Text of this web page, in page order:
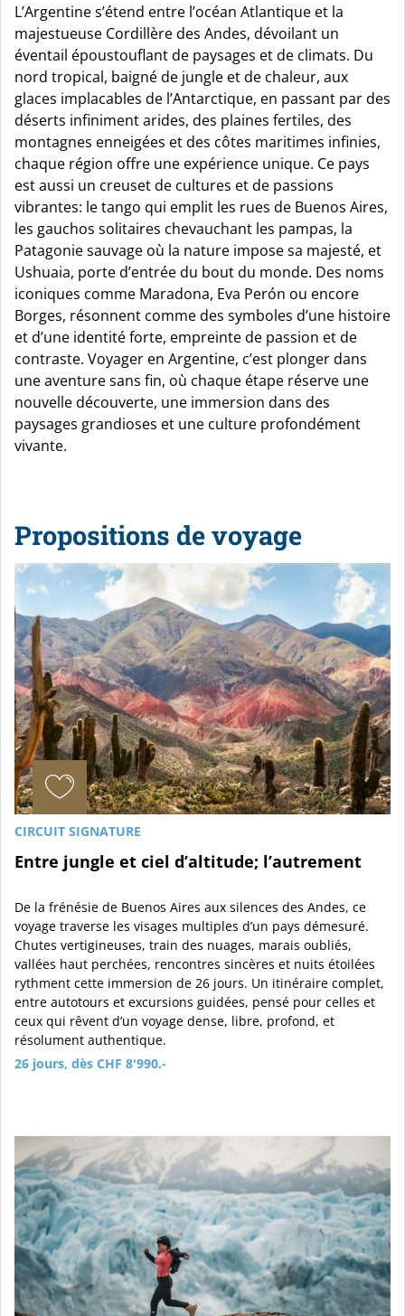
L’Argentine s’étend entre l’océan Atlantique et la
majestueuse Cordillère des Andes, dévoilant un
éventail époustouflant de paysages et de climats. Du
nord tropical, baigné de jungle et de chaleur, aux
glaces implacables de l’Antarctique, en passant par des
déserts infiniment arides, des plaines fertiles, des
montagnes enneigées et des côtes maritimes infinies,
chaque région offre une expérience unique. Ce pays
est aussi un creuset de cultures et de passions
vibrantes: le tango qui emplit les rues de Buenos Aires,
les gauchos solitaires chevauchant les pampas, la
Patagonie sauvage où la nature impose sa majesté, et
Ushuaia, porte d’entrée du bout du monde. Des noms
iconiques comme Maradona, Eva Perón ou encore
Borges, résonnent comme des symboles d’une histoire
et d’une identité forte, empreinte de passion et de
contraste. Voyager en Argentine, c’est plonger dans
une aventure sans fin, où chaque étape réserve une
nouvelle découverte, une immersion dans des
paysages grandioses et une culture profondément
vivante.
Propositions de voyage
CIRCUIT SIGNATURE
Entre jungle et ciel d’altitude; l’autrement
De la frénésie de Buenos Aires aux silences des Andes, ce
voyage traverse les visages multiples d’un pays démesuré.
Chutes vertigineuses, train des nuages, marais oubliés,
vallées haut perchées, rencontres sincères et nuits étoilées
rythment cette immersion de 26 jours. Un itinéraire complet,
entre autotours et excursions guidées, pensé pour celles et
ceux qui rêvent d’un voyage dense, libre, profond, et
résolument authentique.
26 jours, dès CHF 8'990.-